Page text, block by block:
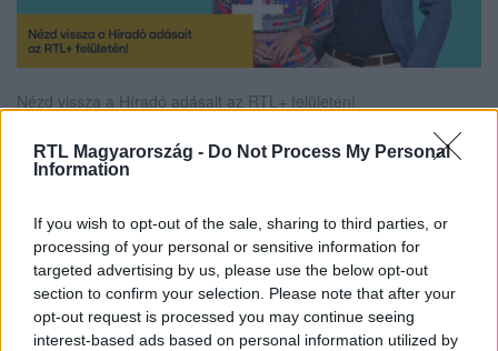
RTL Magyarország - Do Not Process My Personal
Information
If you wish to opt-out of the sale, sharing to third parties, or
processing of your personal or sensitive information for
targeted advertising by us, please use the below opt-out
section to confirm your selection. Please note that after your
opt-out request is processed you may continue seeing
interest-based ads based on personal information utilized by
Nézd vissza a Híradó adásait az RTL+ felületén!
legyen a Google-találatokban!